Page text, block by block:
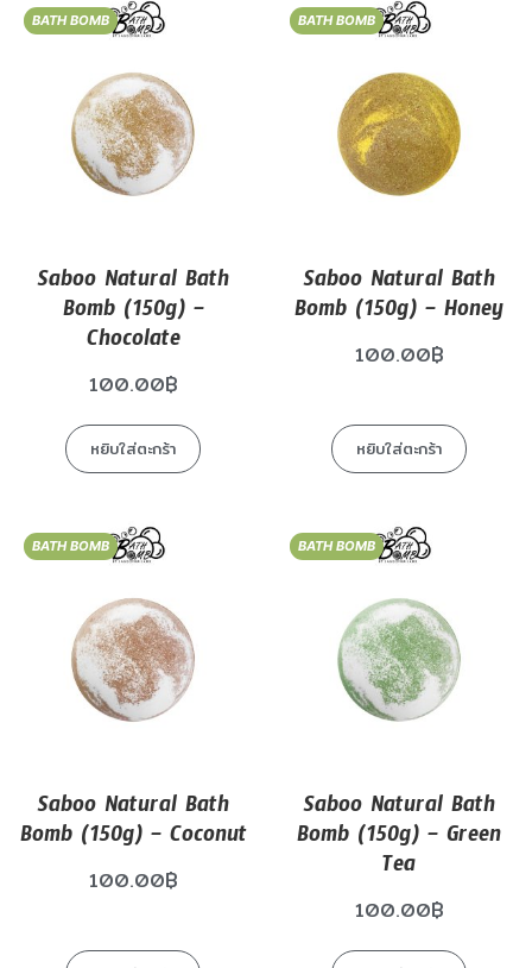
BATH BOMB
Saboo Natural Bath
Bomb (150g) –
Chocolate
100.00฿
หยิบใส่ตะกร้า
BATH BOMB
Saboo Natural Bath
Bomb (150g) – Honey
100.00฿
หยิบใส่ตะกร้า
BATH BOMB
Saboo Natural Bath
Bomb (150g) – Coconut
100.00฿
BATH BOMB
Saboo Natural Bath
Bomb (150g) – Green
Tea
100.00฿